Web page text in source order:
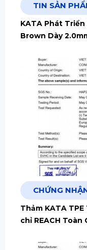
TIN SẢN
KATA Phát
Brown Dày
CHỨNG
Thảm KATA
chỉ REACH Toàn